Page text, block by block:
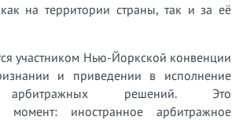
как на территории страны, так и за её
участником Нью-Йоркской конвенции
и приведении в исполнение
арбитражных решений. Это
момент: иностранное арбитражное